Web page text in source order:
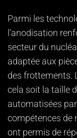
Parmi les
l’anodisation
secteur du
adaptée aux
des frottements.
cela soit la taille
automatisées
compétences de
ont permis de